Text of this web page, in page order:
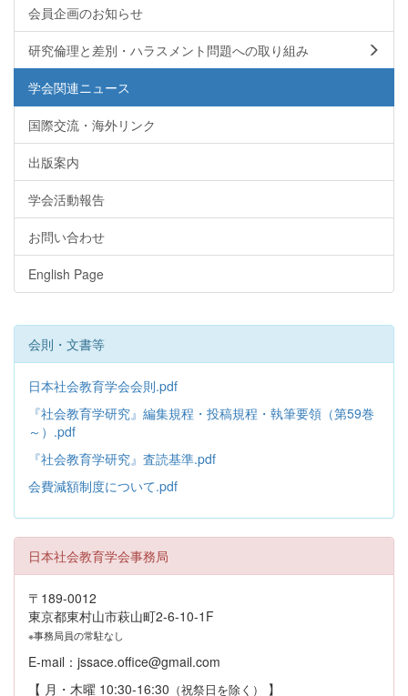
会員企画のお知らせ
研究倫理と差別・ハラスメント問題への取り組み
学会関連ニュース
国際交流・海外リンク
出版案内
学会活動報告
お問い合わせ
English Page
会則・文書等
日本社会教育学会会則.pdf
『社会教育学研究』編集規程・投稿規程・執筆要領（第59巻
～）.pdf
『社会教育学研究』査読基準.pdf
会費減額制度について.pdf
日本社会教育学会事務局
〒189-0012
東京都東村山市萩山町2-6-10-1F
※事務局員の常駐なし
E-mail：jssace.office@gmail.com
【 月・木曜 10:30-16:30 （祝祭日を除く） 】